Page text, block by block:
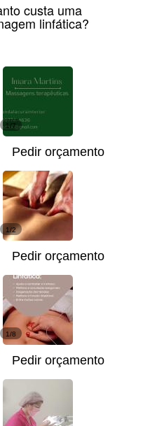
1/7
Pedir orçamento
1/2
Pedir orçamento
1/8
Pedir orçamento
custa uma
linfática?